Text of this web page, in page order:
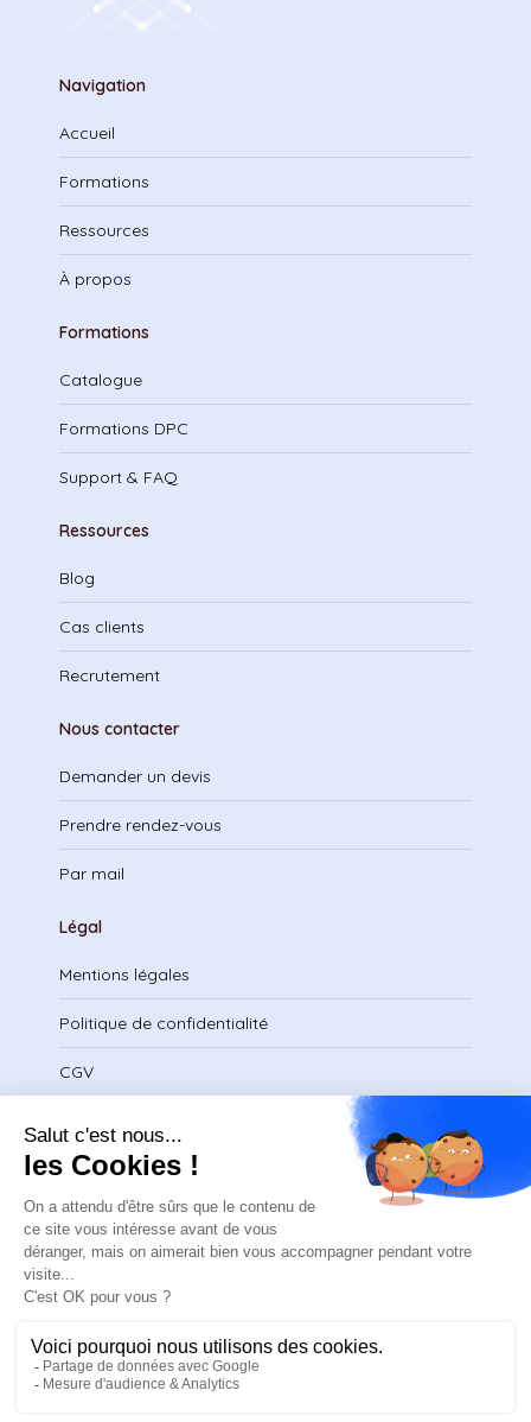
Navigation
Accueil
Formations
Ressources
À propos
Formations
Catalogue
Formations DPC
Support & FAQ
Ressources
Blog
Cas clients
Recrutement
Nous contacter
Demander un devis
Prendre rendez-vous
Par mail
Légal
Mentions légales
Politique de confidentialité
CGV
Télécharger le certificat